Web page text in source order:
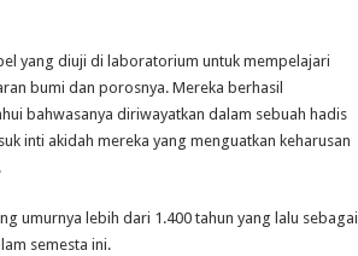
yang diuji di laboratorium untuk mempelajari
bumi dan porosnya. Mereka berhasil
bahwasanya diriwayatkan dalam sebuah hadis
inti akidah mereka yang menguatkan keharusan
umurnya lebih dari 1.400 tahun yang lalu sebagai
semesta ini.